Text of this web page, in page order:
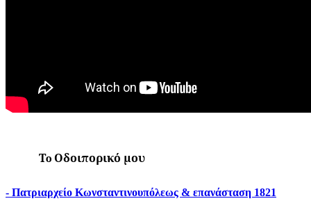
Τo Οδοιπορικό μου
- Πατριαρχείο Κωνσταντινουπόλεως & επανάσταση 1821